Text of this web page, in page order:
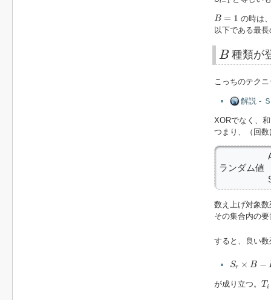
l
B = 1
B=
の時は
以下である最
B
B種類が
こっちのテク
解説 -
XORでなく、
つまり、（回
ランダム
数え上げ対象
その集合内の
すると、良い
Sr × B −
Sr −H r
が成り立つ。 T i
Ti